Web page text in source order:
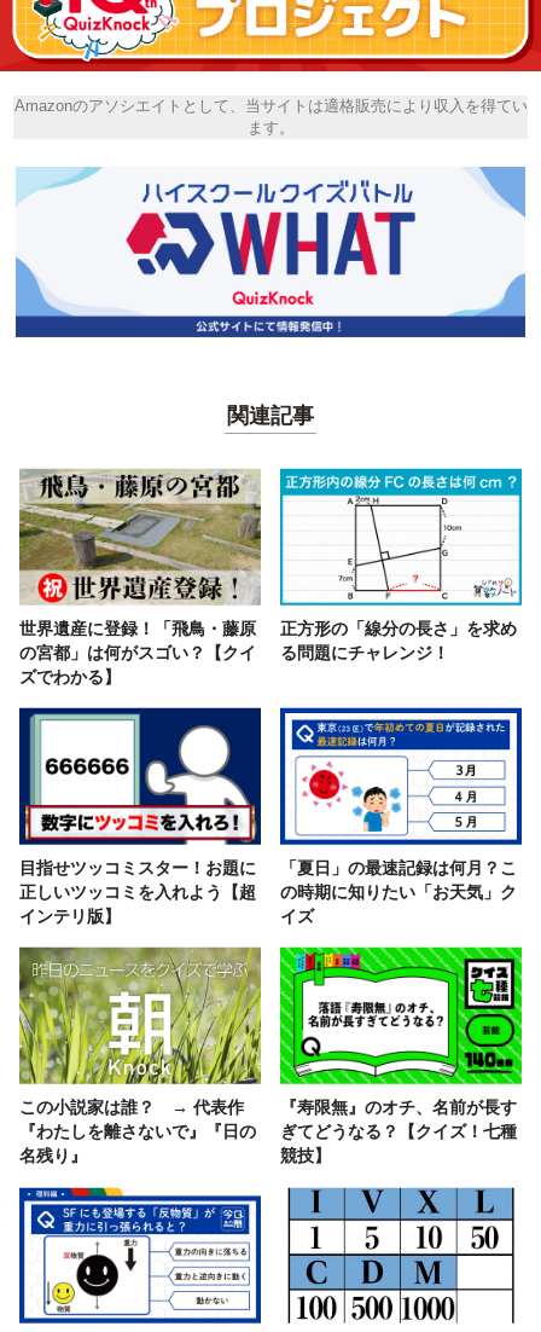
Amazonのアソシエイトとして、当サイトは適格販売により収入を得てい
ます。
関連記事
世界遺産に登録！「飛鳥・藤原
の宮都」は何がスゴい？【クイ
ズでわかる】
正方形の「線分の長さ」を求め
る問題にチャレンジ！
目指せツッコミスター！お題に
正しいツッコミを入れよう【超
インテリ版】
「夏日」の最速記録は何月？こ
の時期に知りたい「お天気」ク
イズ
この小説家は誰？ → 代表作
『わたしを離さないで』『日の
名残り』
『寿限無』のオチ、名前が長す
ぎてどうなる？【クイズ！七種
競技】